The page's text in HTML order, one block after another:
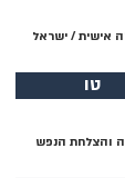
אישית / ישראל
טו
והצלחת הנפש